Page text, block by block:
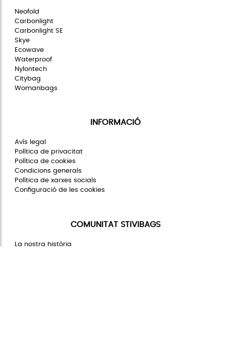
Neofold
Carbonlight
Carbonlight SE
Skye
Ecowave
Waterproof
Nylontech
Citybag
Womanbags
INFORMACIÓ
Avís legal
Política de privacitat
Política de cookies
Condicions generals
Política de xarxes socials
Configuració de les cookies
COMUNITAT STIVIBAGS
La nostra història